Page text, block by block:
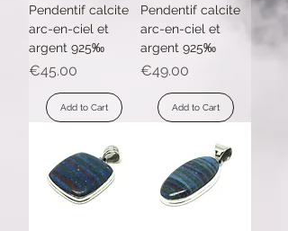
Pendentif calcite
arc-en-ciel et
argent 925‰
Price
€45.00
Add to Cart
Pendentif calcite
arc-en-ciel et
argent 925‰
Price
€49.00
Add to Cart